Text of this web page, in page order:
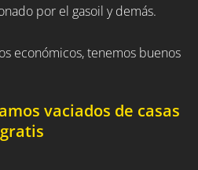
por el gasoil y demás.
económicos, tenemos buenos
vaciados de casas
gratis